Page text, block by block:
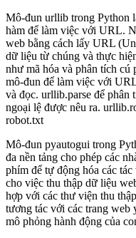
Mô-đun urllib trong Python
hàm để làm việc với URL.
web bằng cách lấy URL
dữ liệu từ chúng và thực
như mã hóa và phân tích
mô-đun để làm việc với
và đọc. urllib.parse để
ngoại lệ được nêu ra.
robot.txt
Mô-đun pyautogui trong
đa nền tảng cho phép các
phím để tự động hóa các
cho việc thu thập dữ liệu
hợp với các thư viện thu
tương tác với các trang web
mô phỏng hành động của